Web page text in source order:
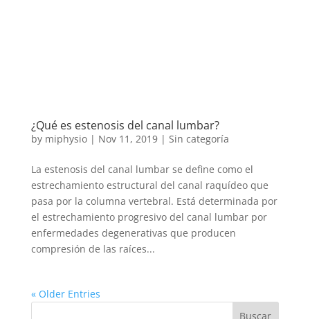
¿Qué es estenosis del canal lumbar?
by miphysio| Nov 11, 2019| Sin categoría
La estenosis del canal lumbar se define como el
estrechamiento estructural del canal raquídeo que
pasa por la columna vertebral. Está determinada por
el estrechamiento progresivo del canal lumbar por
enfermedades degenerativas que producen
compresión de las raíces...
« Older Entries